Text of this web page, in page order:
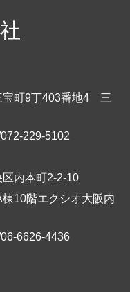
町9丁403番地4 三
229-5102
内本町2-2-10
エクシオ大阪内
6626-4436